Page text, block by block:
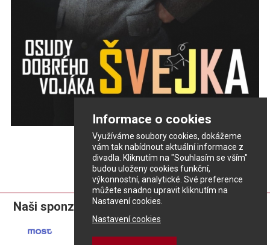
Informace o cookies
Využíváme soubory cookies, dokážeme
vám tak nabídnout aktuální informace z
divadla. Kliknutím na "Souhlasím se vším"
budou uloženy cookies funkční,
výkonnostní, analytické. Své preference
můžete snadno upravit kliknutím na
Nastavení cookies.
Nastavení cookies
Naši sponzoři: